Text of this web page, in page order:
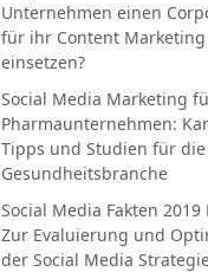
Unternehmen einen
für ihr Content Marketing
einsetzen?
Social Media Marketing
Pharmaunternehmen:
Tipps und Studien für die
Gesundheitsbranche
Social Media Fakten 2019
Zur Evaluierung und
der Social Media